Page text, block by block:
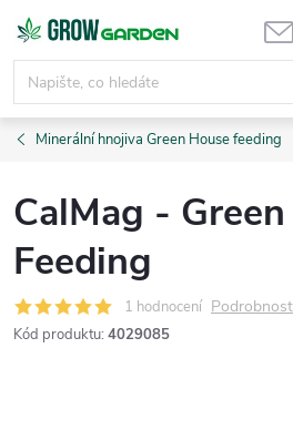
Přejít
obsah
Minerální hnojiva Green House feeding
CalMag -
Feeding
1 hodnocení
Kód produktu: 4029085